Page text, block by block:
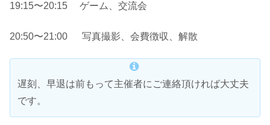
19:15〜20:15 ゲーム、交流会
20:50〜21:00 写真撮影、会費徴収、解散
遅刻、早退は前もって主催者にご連絡頂ければ大丈夫
です。